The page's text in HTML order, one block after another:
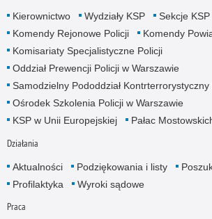
Kierownictwo Wydziały KSP Sekcje KSP
Komendy Rejonowe Policji
Komendy
Komisariaty Specjalistyczne Policji
Oddział Prewencji Policji w Warszawie
Samodzielny Pododdział
Ośrodek Szkolenia Policji w Warszawie
KSP w Unii Europejskiej
Pałac
Działania
Aktualności Podziękowania i listy
Profilaktyka
Wyroki sądowe
Praca